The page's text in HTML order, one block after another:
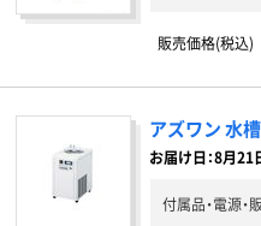
販売価格(税込)
アズワン 水
お届け日：8月21
付属品・電源